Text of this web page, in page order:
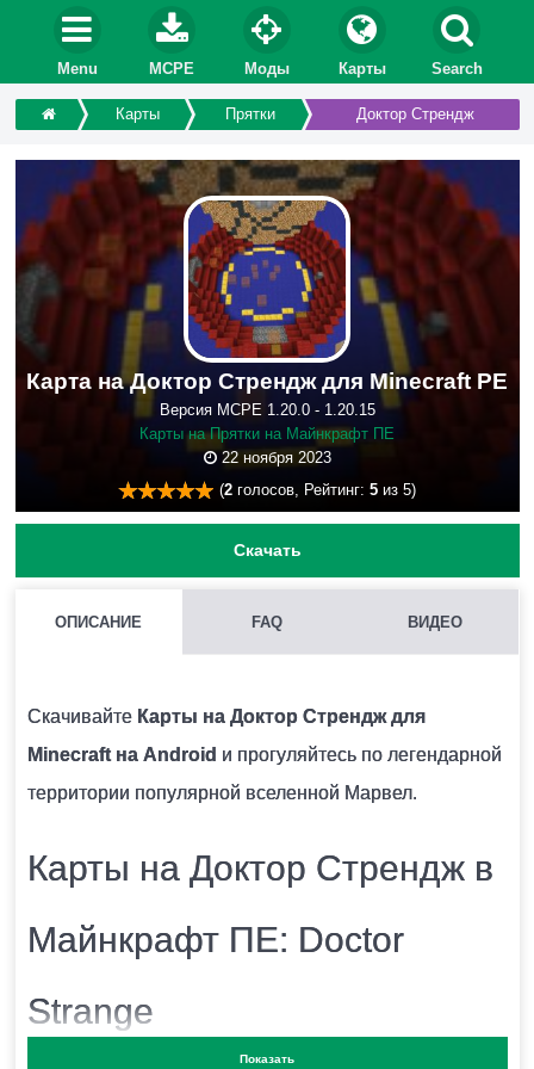
Menu MCPE Моды Карты Search
Карты Прятки Доктор Стрендж
Карта на Доктор Стрендж для Minecraft PE
Версия MCPE 1.20.0 - 1.20.15
Карты на Прятки на Майнкрафт ПЕ
22 ноября 2023
(2 голосов, Рейтинг: 5 из 5)
Скачать
ОПИСАНИЕ FAQ ВИДЕО
Скачивайте Карты на Доктор Стрендж для
Minecraft на Android и прогуляйтесь по легендарной
территории популярной вселенной Марвел.
Карты на Доктор Стрендж в
Майнкрафт ПЕ: Doctor
Strange
Показать
После того, как вы скачаете файл, запустите его.
Карта автоматически импортируется в игру и будет
высвечиваться в списках.
Да, карта подходит для многопользовательской игры.
В КАКИХ РЕЖИМАХ МОЖНО ПРОХОДИТЬ КАРТУ?